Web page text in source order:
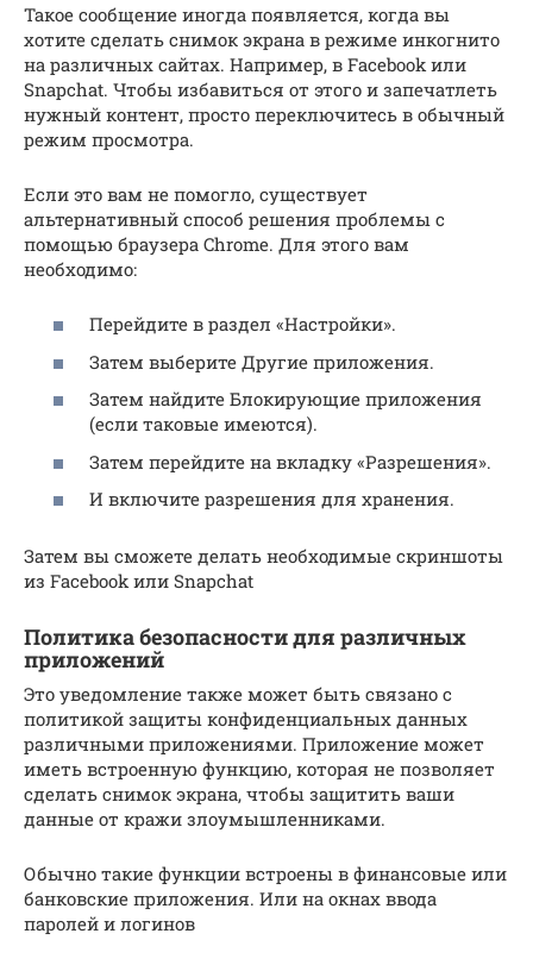
Такое сообщение иногда появляется, когда вы
хотите сделать снимок экрана в режиме инкогнито
на различных сайтах. Например, в Facebook или
Snapchat. Чтобы избавиться от этого и запечатлеть
нужный контент, просто переключитесь в обычный
режим просмотра.
Если это вам не помогло, существует
альтернативный способ решения проблемы с
помощью браузера Chrome. Для этого вам
необходимо:
Перейдите в раздел «Настройки».
Затем выберите Другие приложения.
Затем найдите Блокирующие приложения
(если таковые имеются).
Затем перейдите на вкладку «Разрешения».
И включите разрешения для хранения.
Затем вы сможете делать необходимые скриншоты
из Facebook или Snapchat
Политика безопасности для различных
приложений
Это уведомление также может быть связано с
политикой защиты конфиденциальных данных
различными приложениями. Приложение может
иметь встроенную функцию, которая не позволяет
сделать снимок экрана, чтобы защитить ваши
данные от кражи злоумышленниками.
Обычно такие функции встроены в финансовые или
банковские приложения. Или на окнах ввода
паролей и логинов